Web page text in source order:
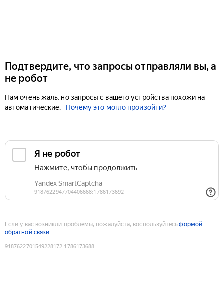
Подтвердите, что запросы отправляли вы, а
не робот
Нам очень жаль, но запросы с вашего устройства похожи на
автоматические.
Почему это могло произойти?
Если у вас возникли проблемы, пожалуйста, воспользуйтесьформой
обратной связи
9187622701549228172:1786173688